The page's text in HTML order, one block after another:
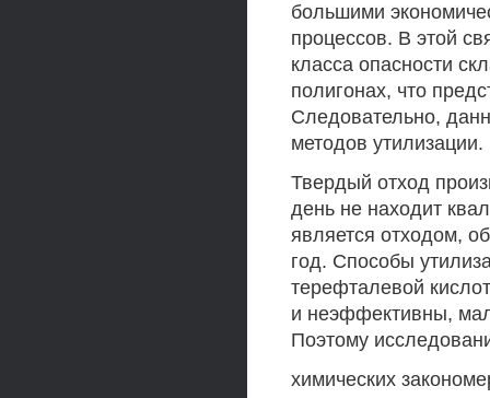
большими
процессов. В этой
класса опасности
полигонах, что
Следовательно,
методов утилизации.
Твердый отход
день не находит
является отходом,
год. Способы
терефталевой
и неэффективны,
Поэтому
химических